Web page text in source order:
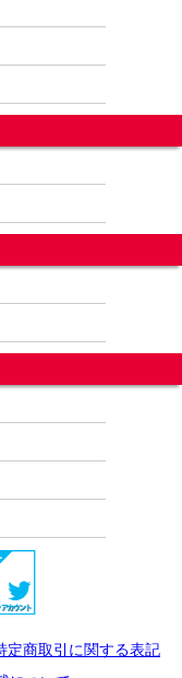
定商取引に関する表記